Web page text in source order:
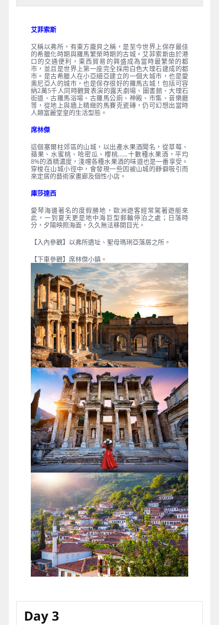
艾菲索斯
又稱以弗所，有東方龐貝之稱，是至今世界上保存最佳
的希臘化時期與羅馬繁榮時期的古城。艾菲索斯由於港
口的交通便利，東西貿易的興盛成為當時最繁榮的都
市，並且是世界上第一座完全採用白色大理石建成的都
市。是古希臘人在小亞細亞建立的一個大城市，也是愛
奧尼亞人的城市，也是保存很好的羅馬古城！包括可容
納2萬5千人同時觀賞表演的露天劇場、圖書館、大理石
街道、古羅馬浴場、古羅馬公廁、神殿、市集、音樂廳
等，從地上與牆上精緻的馬賽克瓷磚，仍可幻想出當時
人類富麗堂皇的生活型態。
席林傑
這個塞爾柱郊區的山城，以出產水果酒聞名，從草莓、
蘋果、水蜜桃、哈密瓜、櫻桃……十數種水果酒，平均
8%的酒精濃度，淺嚐各種水果酒的味道也是一番享受。
穿梭在山城小徑中，會發現一些因被山城的靜僻吸引而
來定居的藝術家畫廊及個性小店。
庫莎達西
愛琴海邊著名的度假勝地，歐洲遊客經常駕著遊艇來
此，一到夏天更是地中海巨型郵輪停泊之處；日落時
分，夕陽映照海面，久久無法移開目光。
【入內參觀】以弗所遺址、聖母瑪琍亞落居之所。
【下車參觀】席林傑小鎮。
Day 3